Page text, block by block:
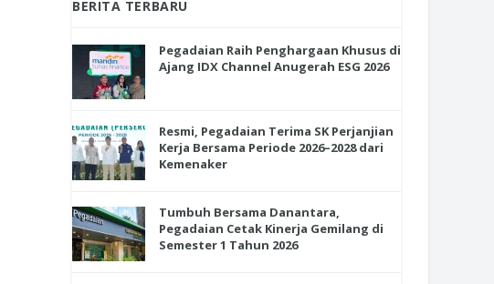
BERITA TERBARU
Pegadaian Raih Penghargaan Khusus di
Ajang IDX Channel Anugerah ESG 2026
Resmi, Pegadaian Terima SK Perjanjian
Kerja Bersama Periode 2026–2028 dari
Kemenaker
Tumbuh Bersama Danantara,
Pegadaian Cetak Kinerja Gemilang di
Semester 1 Tahun 2026